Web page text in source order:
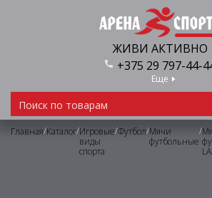
ЖИВИ АКТИВНО
+375 29 797-44-
Еще
Главная/Каталог/Игровые
виды
спорта
/Футбол/Мячи
футбольные
/